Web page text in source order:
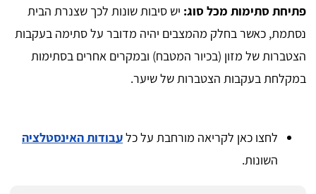
פתיחת סתימות מכל סוג: יש סיבות שונות לכך שצנרת הבית
נסתמת, כאשר בחלק מהמצבים יהיה מדובר על סתימה בעקבות
הצטברות של מזון (בכיור המטבח) ובמקרים אחרים בסתימות
במקלחת בעקבות הצטברות של שיער.
לחצו כאן לקריאה מורחבת על כלעבודות האינסטלציה
השונות.